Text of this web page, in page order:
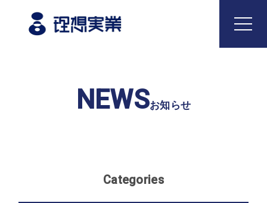
トップ
Business
NEWSお知らせ
Categories